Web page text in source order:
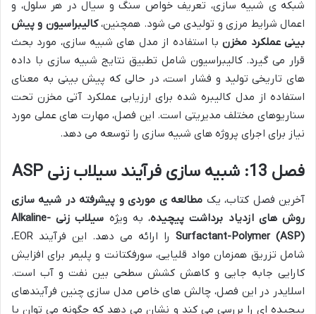
شبکه ی شبیه سازی، تعریف خواص سنگ و سیال در هر سلول، و
اعمال شرایط مرزی و تولیدی می شود. همچنین،کالیبراسیون و پیش
بینی عملکرد مخزنبا استفاده از مدل های شبیه سازی، مورد بحث
قرار می گیرد. کالیبراسیون شامل تطبیق نتایج شبیه سازی با داده
های تاریخی تولید و فشار است، در حالی که پیش بینی به معنای
استفاده از مدل کالیبره شده برای ارزیابی عملکرد آتی مخزن تحت
سناریوهای مختلف مدیریتی است. این فصل، مهارت های عملی مورد
نیاز برای اجرای پروژه های شبیه سازی را توسعه می دهد.
فصل 13: شبیه سازی فرآیند سیلاب زنی ASP
آخرین فصل کتاب، یک مطالعه ی موردی و پیشرفته در شبیه سازی
روش های ازدیاد برداشت پیچیده، به ویژه
سیلاب زنی Alkaline-
Surfactant-Polymer (ASP)
را ارائه می دهد. این فرآیند EOR،
شامل تزریق همزمان مواد قلیایی، سورفکتانت و پلیمر برای افزایش
کارایی جابه جایی و کاهش کشش سطحی بین نفت و آب است.
اسلایدر در این فصل، چالش های خاص مدل سازی چنین فرآیندهای
پیچیده ای را بررسی می کند و نشان می دهد که چگونه می توان با